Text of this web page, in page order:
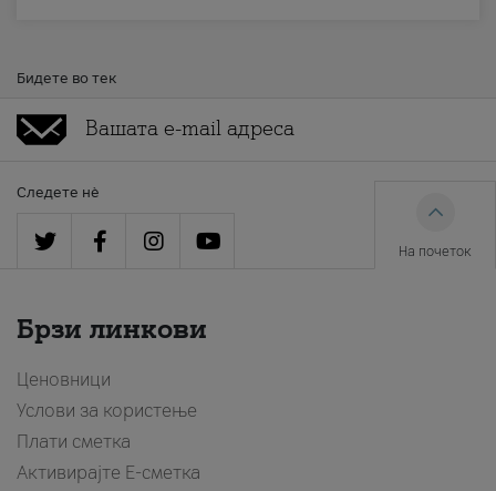
Бидете во тек
Следете нè
На почеток
Брзи линкови
Ценовници
Услови за користење
Плати сметка
Активирајте Е-сметка